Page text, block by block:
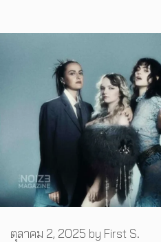
ตุลาคม 2, 2025 by First S.